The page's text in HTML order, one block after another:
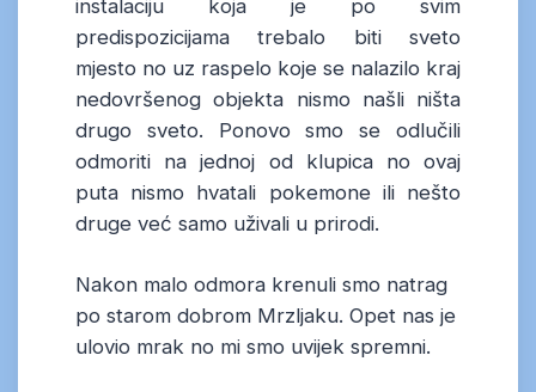
instalaciju koja je po svim
predispozicijama trebalo biti sveto
mjesto no uz raspelo koje se nalazilo kraj
nedovršenog objekta nismo našli ništa
drugo sveto. Ponovo smo se odlučili
odmoriti na jednoj od klupica no ovaj
puta nismo hvatali pokemone ili nešto
druge već samo uživali u prirodi.
Nakon malo odmora krenuli smo natrag
po starom dobrom Mrzljaku. Opet nas je
ulovio mrak no mi smo uvijek spremni.